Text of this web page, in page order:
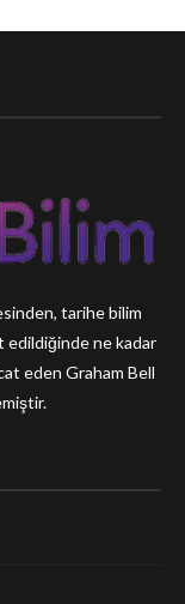
tarihe bilim
edildiğinde ne kadar
eden Graham Bell